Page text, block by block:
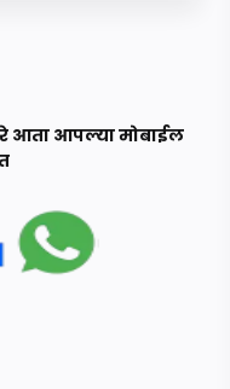
आता आपल्या मोबाईल